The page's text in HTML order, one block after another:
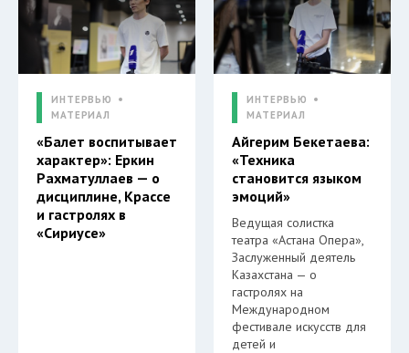
ИНТЕРВЬЮ
МАТЕРИАЛ
«Балет воспитывает
характер»: Еркин
Рахматуллаев — о
дисциплине, Крассе
и гастролях в
«Сириусе»
ИНТЕРВЬЮ
МАТЕРИАЛ
Айгерим Бекетаева:
«Техника
становится языком
эмоций»
Ведущая солистка
театра «Астана Опера»,
Заслуженный деятель
Казахстана — о
гастролях на
Международном
фестивале искусств для
детей и